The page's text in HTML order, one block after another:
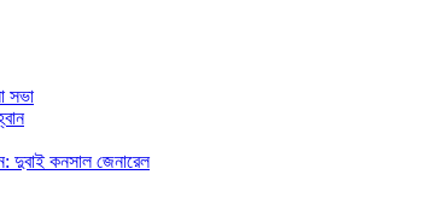
সভা
দুবাই কনসাল জেনারেল